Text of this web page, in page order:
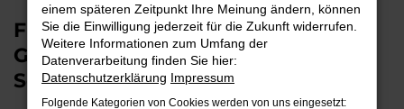
Finden Sie Ihren CUPRA Leon
Gebrauchtwagen für Leer bei
Schmidt + Koch
einem späteren Zeitpunkt Ihre Meinung ändern, können
Sie die Einwilligung jederzeit für die Zukunft widerrufen.
Weitere Informationen zum Umfang der
Datenverarbeitung finden Sie hier:
Datenschutzerklärung Impressum
Folgende Kategorien von Cookies werden von uns eingesetzt: